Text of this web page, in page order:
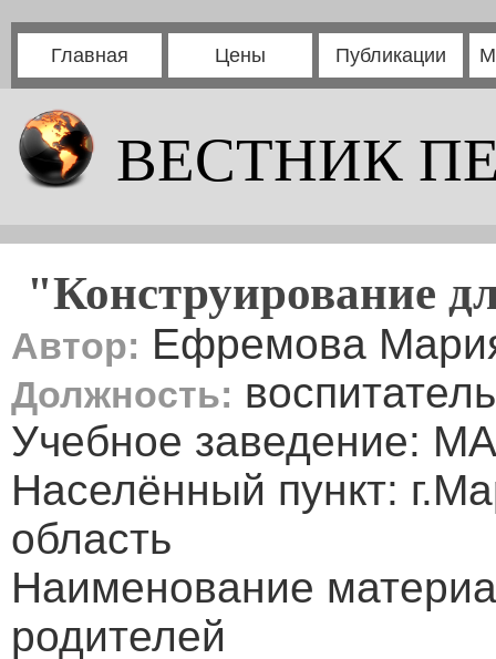
Главная Цены Публикации
ВЕСТНИК
"Конструирование
Автор: Ефремова
Должность: воспитатель
Учебное заведение:
Населённый пункт:
область
Наименование
родителей